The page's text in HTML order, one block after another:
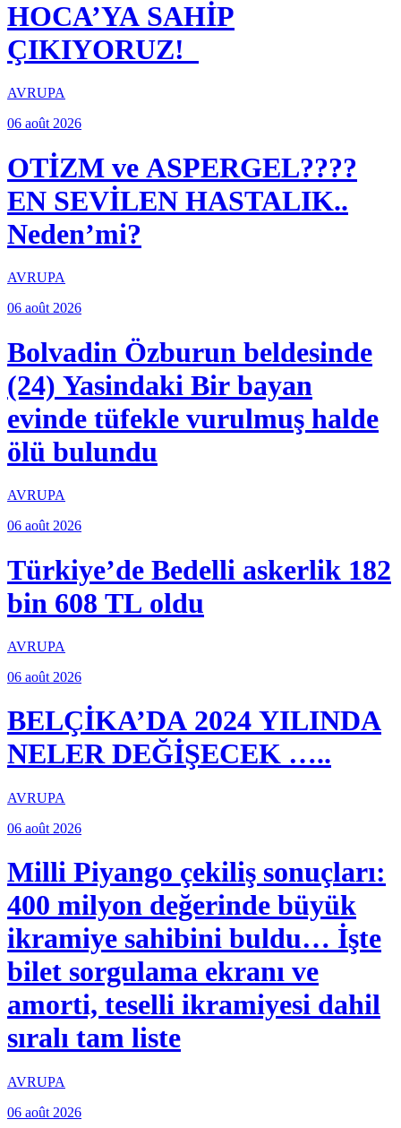
HOCA’YA SAHİP
ÇIKIYORUZ!
AVRUPA
06 août 2026
OTİZM ve ASPERGEL????
EN SEVİLEN HASTALIK..
Neden’mi?
AVRUPA
06 août 2026
Bolvadin Özburun beldesinde
(24) Yasindaki Bir bayan
evinde tüfekle vurulmuş halde
ölü bulundu
AVRUPA
06 août 2026
Türkiye’de Bedelli askerlik 182
bin 608 TL oldu
AVRUPA
06 août 2026
BELÇİKA’DA 2024 YILINDA
NELER DEĞİŞECEK …..
AVRUPA
06 août 2026
Milli Piyango çekiliş sonuçları:
400 milyon değerinde büyük
ikramiye sahibini buldu… İşte
bilet sorgulama ekranı ve
amorti, teselli ikramiyesi dahil
sıralı tam liste
AVRUPA
06 août 2026